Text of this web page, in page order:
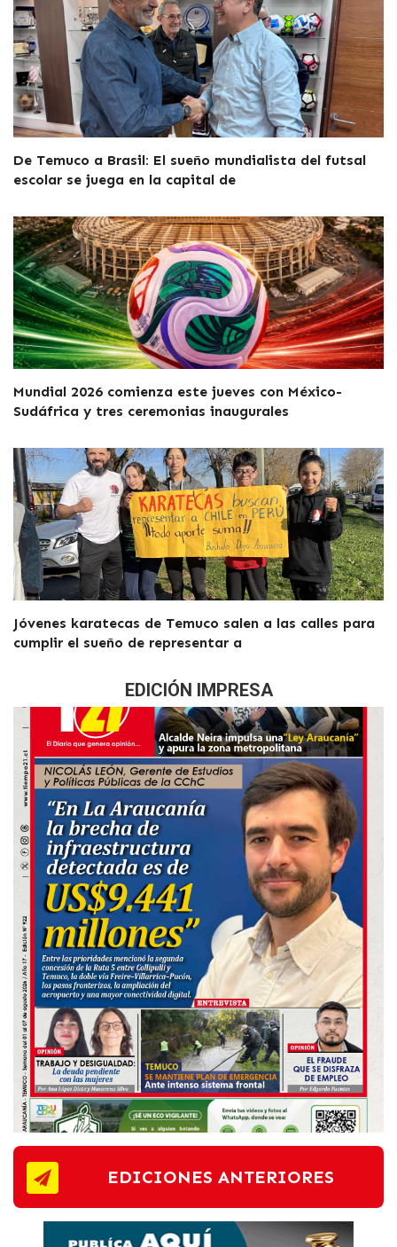
De Temuco a Brasil: El sueño mundialista del futsal
escolar se juega en la capital de
Mundial 2026 comienza este jueves con México-
Sudáfrica y tres ceremonias inaugurales
Jóvenes karatecas de Temuco salen a las calles para
cumplir el sueño de representar a
EDICIÓN IMPRESA
EDICIONES ANTERIORES